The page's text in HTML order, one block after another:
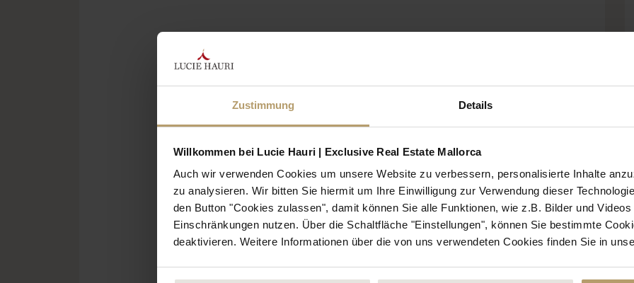
Zustimmung Details
Willkommen bei Lucie Hauri | Exclusive Real Estate Mallorca
Auch wir verwenden Cookies um unsere Website zu verbessern, personalisierte Inhalte
zu analysieren. Wir bitten Sie hiermit um Ihre Einwilligung zur Verwendung dieser
den Button "Cookies zulassen", damit können Sie alle Funktionen, wie z.B. Bilder und
Einschränkungen nutzen. Über die Schaltfläche "Einstellungen", können Sie bestimmte
deaktivieren. Weitere Informationen über die von uns verwendeten Cookies finden Sie in